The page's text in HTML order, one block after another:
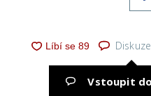
Diskuze
Vstoupit